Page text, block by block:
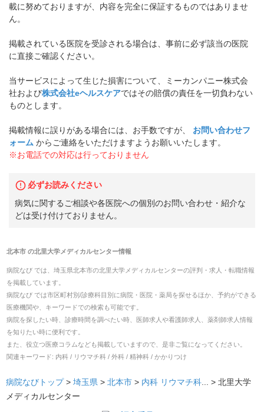
載に努めておりますが、内容を完全に保証するものではありませ
ん。
掲載されている医院を受診される場合は、事前に必ず該当の医院
に直接ご確認ください。
当サービスによって生じた損害について、ミーカンパニー株式会
社および株式会社eヘルスケアではその賠償の責任を一切負わない
ものとします。
掲載情報に誤りがある場合には、お手数ですが、
お問い合わせフ
ォーム からご連絡をいただけますようお願いいたします。
※お電話での対応は行っておりません
必ずお読みください
病気に関するご相談や各医院への個別のお問い合わせ・紹介な
どは受け付けておりません。
北本市の北里大学メディカルセンター情報
病院なび では、 埼玉県北本市の北里大学メディカルセンターの評判・求人・転職情報
を掲載しています。
病院なび では市区町村別/診療科目別に病院・医院・薬局を探せるほか、予約ができる
医療機関や、キーワードでの検索も可能です。
病院を探したい時、診療時間を調べたい時、医師求人や看護師求人、薬剤師求人情報
を知りたい時に便利です。
また、役立つ医療コラムなども掲載していますので、是非ご覧になってください。
関連キーワード: 内科 / リウマチ科 / 外科 / 精神科 / かかりつけ
病院なびトップ > 埼玉県 > 北本市 > 内科 リウマチ科 ... > 北里大学
メディカルセンター